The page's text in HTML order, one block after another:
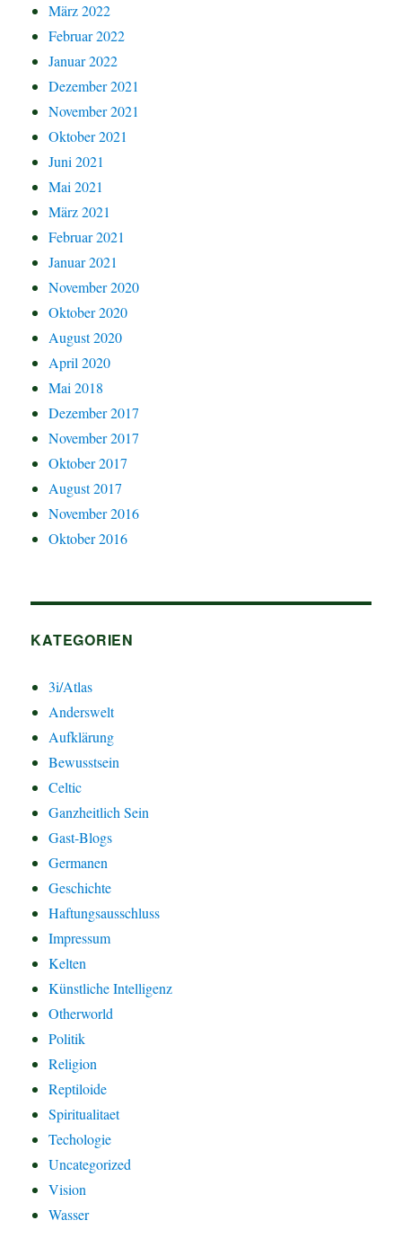
März 2022
Februar 2022
Januar 2022
Dezember 2021
November 2021
Oktober 2021
Juni 2021
Mai 2021
März 2021
Februar 2021
Januar 2021
November 2020
Oktober 2020
August 2020
April 2020
Mai 2018
Dezember 2017
November 2017
Oktober 2017
August 2017
November 2016
Oktober 2016
KATEGORIEN
3i/Atlas
Anderswelt
Aufklärung
Bewusstsein
Celtic
Ganzheitlich Sein
Gast-Blogs
Germanen
Geschichte
Haftungsausschluss
Impressum
Kelten
Künstliche Intelligenz
Otherworld
Politik
Religion
Reptiloide
Spiritualitaet
Techologie
Uncategorized
Vision
Wasser